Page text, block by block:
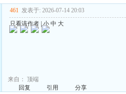
461 发表于: 2026-07-14 20:03
只看该作者 |小 中 大
来自： 顶端
回复
引用 分享